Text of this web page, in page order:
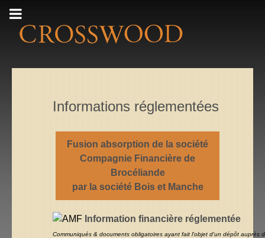
Informations réglementées
Fusion absorption de la société
Compagnie Financière de
Brocéliande
par la société Bois et Manche
Information financière réglementée
Communiqués & documents obligatoires ayant fait l'objet d'un dépôt auprès